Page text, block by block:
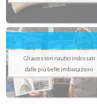
Gli accessori nautici indossati
dalle più belle imbarcazioni